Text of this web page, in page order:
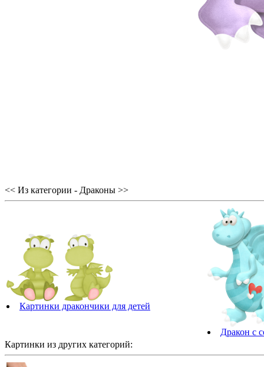
<< Из категории - Драконы >>
Картинки дракончики для детей
Дракон с
Картинки из других категорий: